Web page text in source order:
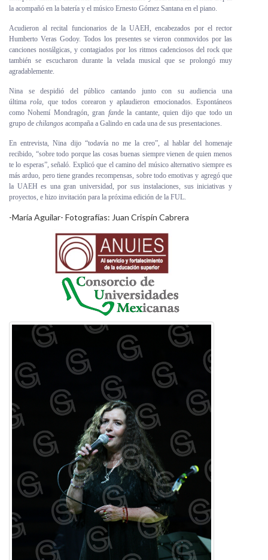
la acompañó en la batería y el músico Ernesto Gómez Santana en el piano.
Acudieron al recital funcionarios de la UAEH, encabezados por el rector
Humberto Veras Godoy. Todos los presentes se vieron conmovidos por las
canciones nostálgicas, y contagiados por los ritmos cadenciosos del rock que
también se escucharon durante la velada musical que se prolongó muy
agradablemente.
Nina se despidió del público cantando junto con su audiencia una
últimarola, que todos corearon y aplaudieron emocionados. Espontáneos
como Nohemí Mondragón, gran fande la cantante, quien dijo que todo un
grupo de chilangos acompaña a Galindo en cada una de sus presentaciones.
En entrevista, Nina dijo “todavía no me la creo”, al hablar del homenaje
recibido, “sobre todo porque las cosas buenas siempre vienen de quien menos
te lo esperas”, señaló. Explicó que el camino del músico alternativo siempre es
más arduo, pero tiene grandes recompensas, sobre todo emotivas y agregó que
la UAEH es una gran universidad, por sus instalaciones, sus iniciativas y
proyectos, e hizo invitación para la próxima edición de la FUL.
-María Aguilar- Fotografías: Juan Crispín Cabrera